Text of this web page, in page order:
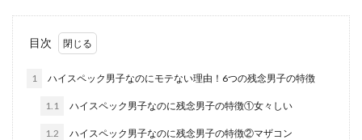
目次
1 ハイスペック男子なのにモテない理由！6つの残念男子の特徴
1.1 ハイスペック男子なのに残念男子の特徴①女々しい
1.2 ハイスペック男子なのに残念男子の特徴②マザコン